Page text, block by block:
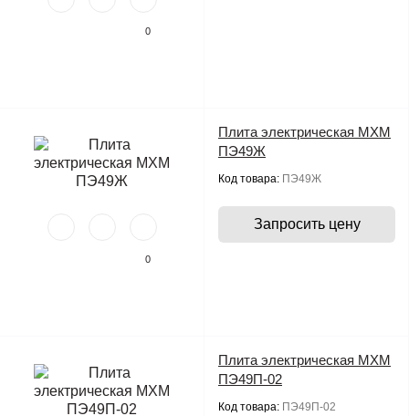
0
0
Плита электрическая МХМ
ПЭ49Ж
Код товара: ПЭ49Ж
Запросить цену
Плита электрическая МХМ
ПЭ49П-02
Код товара: ПЭ49П-02